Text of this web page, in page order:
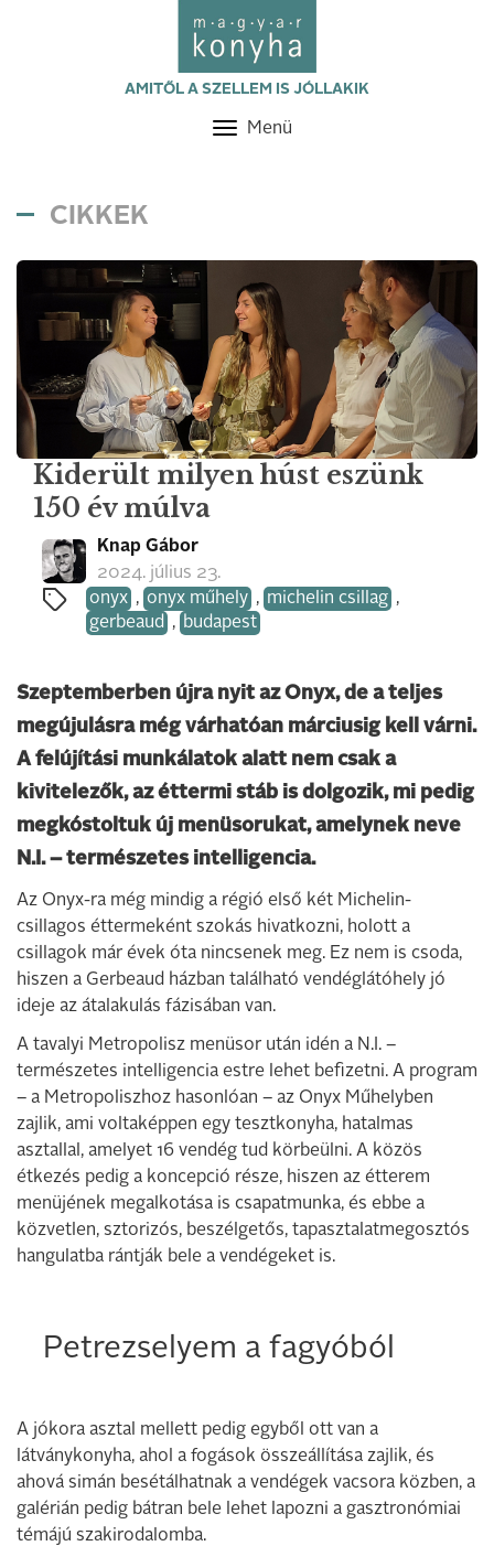
AMITŐL A SZELLEM IS JÓLLAKIK
Toggle
Menü
CIKKEK
Kiderült milyen húst eszünk
150 év múlva
Knap Gábor
2024. július 23.
onyx , onyx műhely , michelin csillag ,
gerbeaud
, budapest
Szeptemberben újra nyit az Onyx, de a teljes
megújulásra még várhatóan márciusig kell várni.
A felújítási munkálatok alatt nem csak a
kivitelezők, az éttermi stáb is dolgozik, mi pedig
megkóstoltuk új menüsorukat, amelynek neve
N.I. – természetes intelligencia.
Az Onyx-ra még mindig a régió első két Michelin-
csillagos éttermeként szokás hivatkozni, holott a
csillagok már évek óta nincsenek meg. Ez nem is csoda,
hiszen a Gerbeaud házban található vendéglátóhely jó
ideje az átalakulás fázisában van.
A tavalyi Metropolisz menüsor után idén a N.I. –
természetes intelligencia estre lehet befizetni. A program
– a Metropoliszhoz hasonlóan – az Onyx Műhelyben
zajlik, ami voltaképpen egy tesztkonyha, hatalmas
asztallal, amelyet 16 vendég tud körbeülni. A közös
étkezés pedig a koncepció része, hiszen az étterem
menüjének megalkotása is csapatmunka, és ebbe a
közvetlen, sztorizós, beszélgetős, tapasztalatmegosztós
hangulatba rántják bele a vendégeket is.
Petrezselyem a fagyóból
A jókora asztal mellett pedig egyből ott van a
látványkonyha, ahol a fogások összeállítása zajlik, és
ahová simán besétálhatnak a vendégek vacsora közben, a
galérián pedig bátran bele lehet lapozni a gasztronómiai
témájú szakirodalomba.